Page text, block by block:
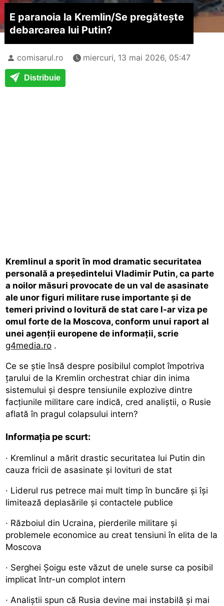
E paranoia la Kremlin/Se pregătește
debarcarea lui Putin?
comisarul.ro miercuri, 13 mai 2026, 05:47
Distribuie
Kremlinul a sporit în mod dramatic securitatea
personală a președintelui Vladimir Putin, ca parte
a noilor măsuri provocate de un val de asasinate
ale unor figuri militare ruse importante și de
temeri privind o lovitură de stat care l-ar viza pe
omul forte de la Moscova, conform unui raport al
unei agenții europene de informații, scrie
g4media.ro .
Ce se știe însă despre posibilul complot împotriva
țarului de la Kremlin orchestrat chiar din inima
sistemului și despre tensiunile explozive dintre
facțiunile militare care indică, cred analiștii, o Rusie
aflată în pragul colapsului intern?
Informația pe scurt:
· Kremlinul a mărit drastic securitatea lui Putin din
cauza fricii de asasinate și lovituri de stat
· Liderul rus petrece mai mult timp în buncăre și își
limitează deplasările și contactele publice
· Războiul din Ucraina, pierderile militare și
problemele economice au creat tensiuni în elita de la
Moscova
· Serghei Șoigu este văzut de unele surse ca posibil
implicat într-un complot intern
· Analiștii spun că Rusia devine mai instabilă și mai